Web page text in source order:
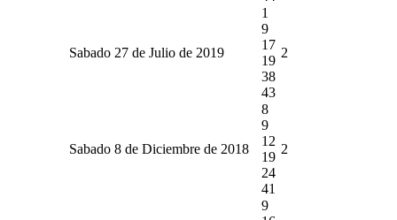
Sabado 27 de Julio de 2019
1
9
17
19
38
43
2
Sabado 8 de Diciembre de 2018
8
9
12
19
24
41
2
9